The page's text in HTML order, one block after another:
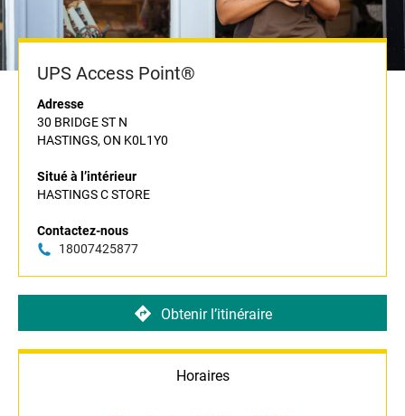
UPS Access Point®
Adresse
30 BRIDGE ST N
HASTINGS, ON K0L1Y0
Situé à l’intérieur
HASTINGS C STORE
Contactez-nous
18007425877
Obtenir l’itinéraire
Horaires